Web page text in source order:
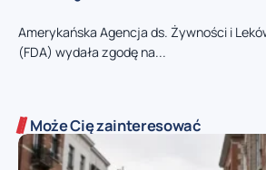
Amerykańska Agencja ds. Żywności i
(FDA) wydała zgodę na...
Może Cię zainteresować